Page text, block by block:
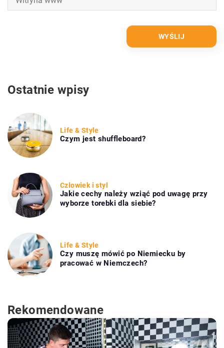
Ostatnie wpisy
Life & Style
Czym jest shuffleboard?
Człowiek i styl
Jakie cechy należy wziąć pod uwagę przy
wyborze torebki dla siebie?
Life & Style
Czy muszę mówić po Niemiecku by
pracować w Niemczech?
Rekomendowane